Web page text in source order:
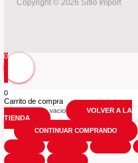
Copyright © 2026 Sitio Import
0
0
Carrito de compra
Tu carrio esta vacio
VOLVER A LA
TIENDA
CONTINUAR COMPRANDO